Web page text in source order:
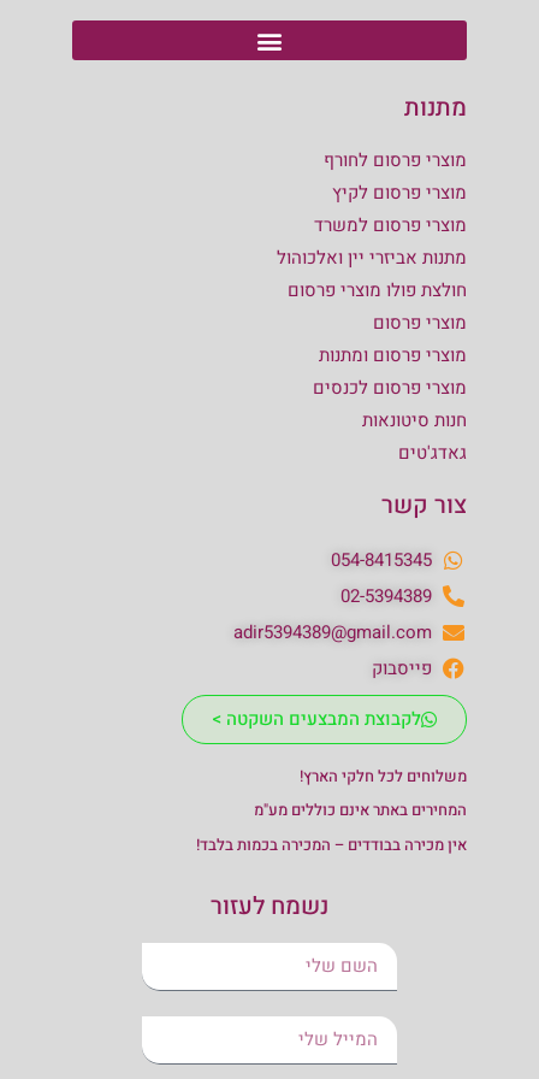
מתנות
מוצרי פרסום לחורף
מוצרי פרסום לקיץ
מוצרי פרסום למשרד
מתנות אביזרי יין ואלכוהול
חולצת פולו מוצרי פרסום
מוצרי פרסום
מוצרי פרסום ומתנות
מוצרי פרסום לכנסים
חנות סיטונאות
גאדג'טים
צור קשר
054-8415345
02-5394389
adir5394389@gmail.com
פייסבוק
לקבוצת המבצעים השקטה >
משלוחים לכל חלקי הארץ!
המחירים באתר אינם כוללים מע"מ
אין מכירה בבודדים – המכירה בכמות בלבד!
נשמח לעזור